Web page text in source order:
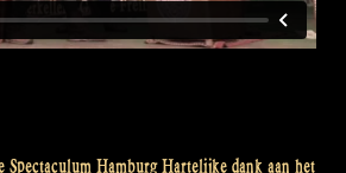
HamburgHartelijke dank aan het